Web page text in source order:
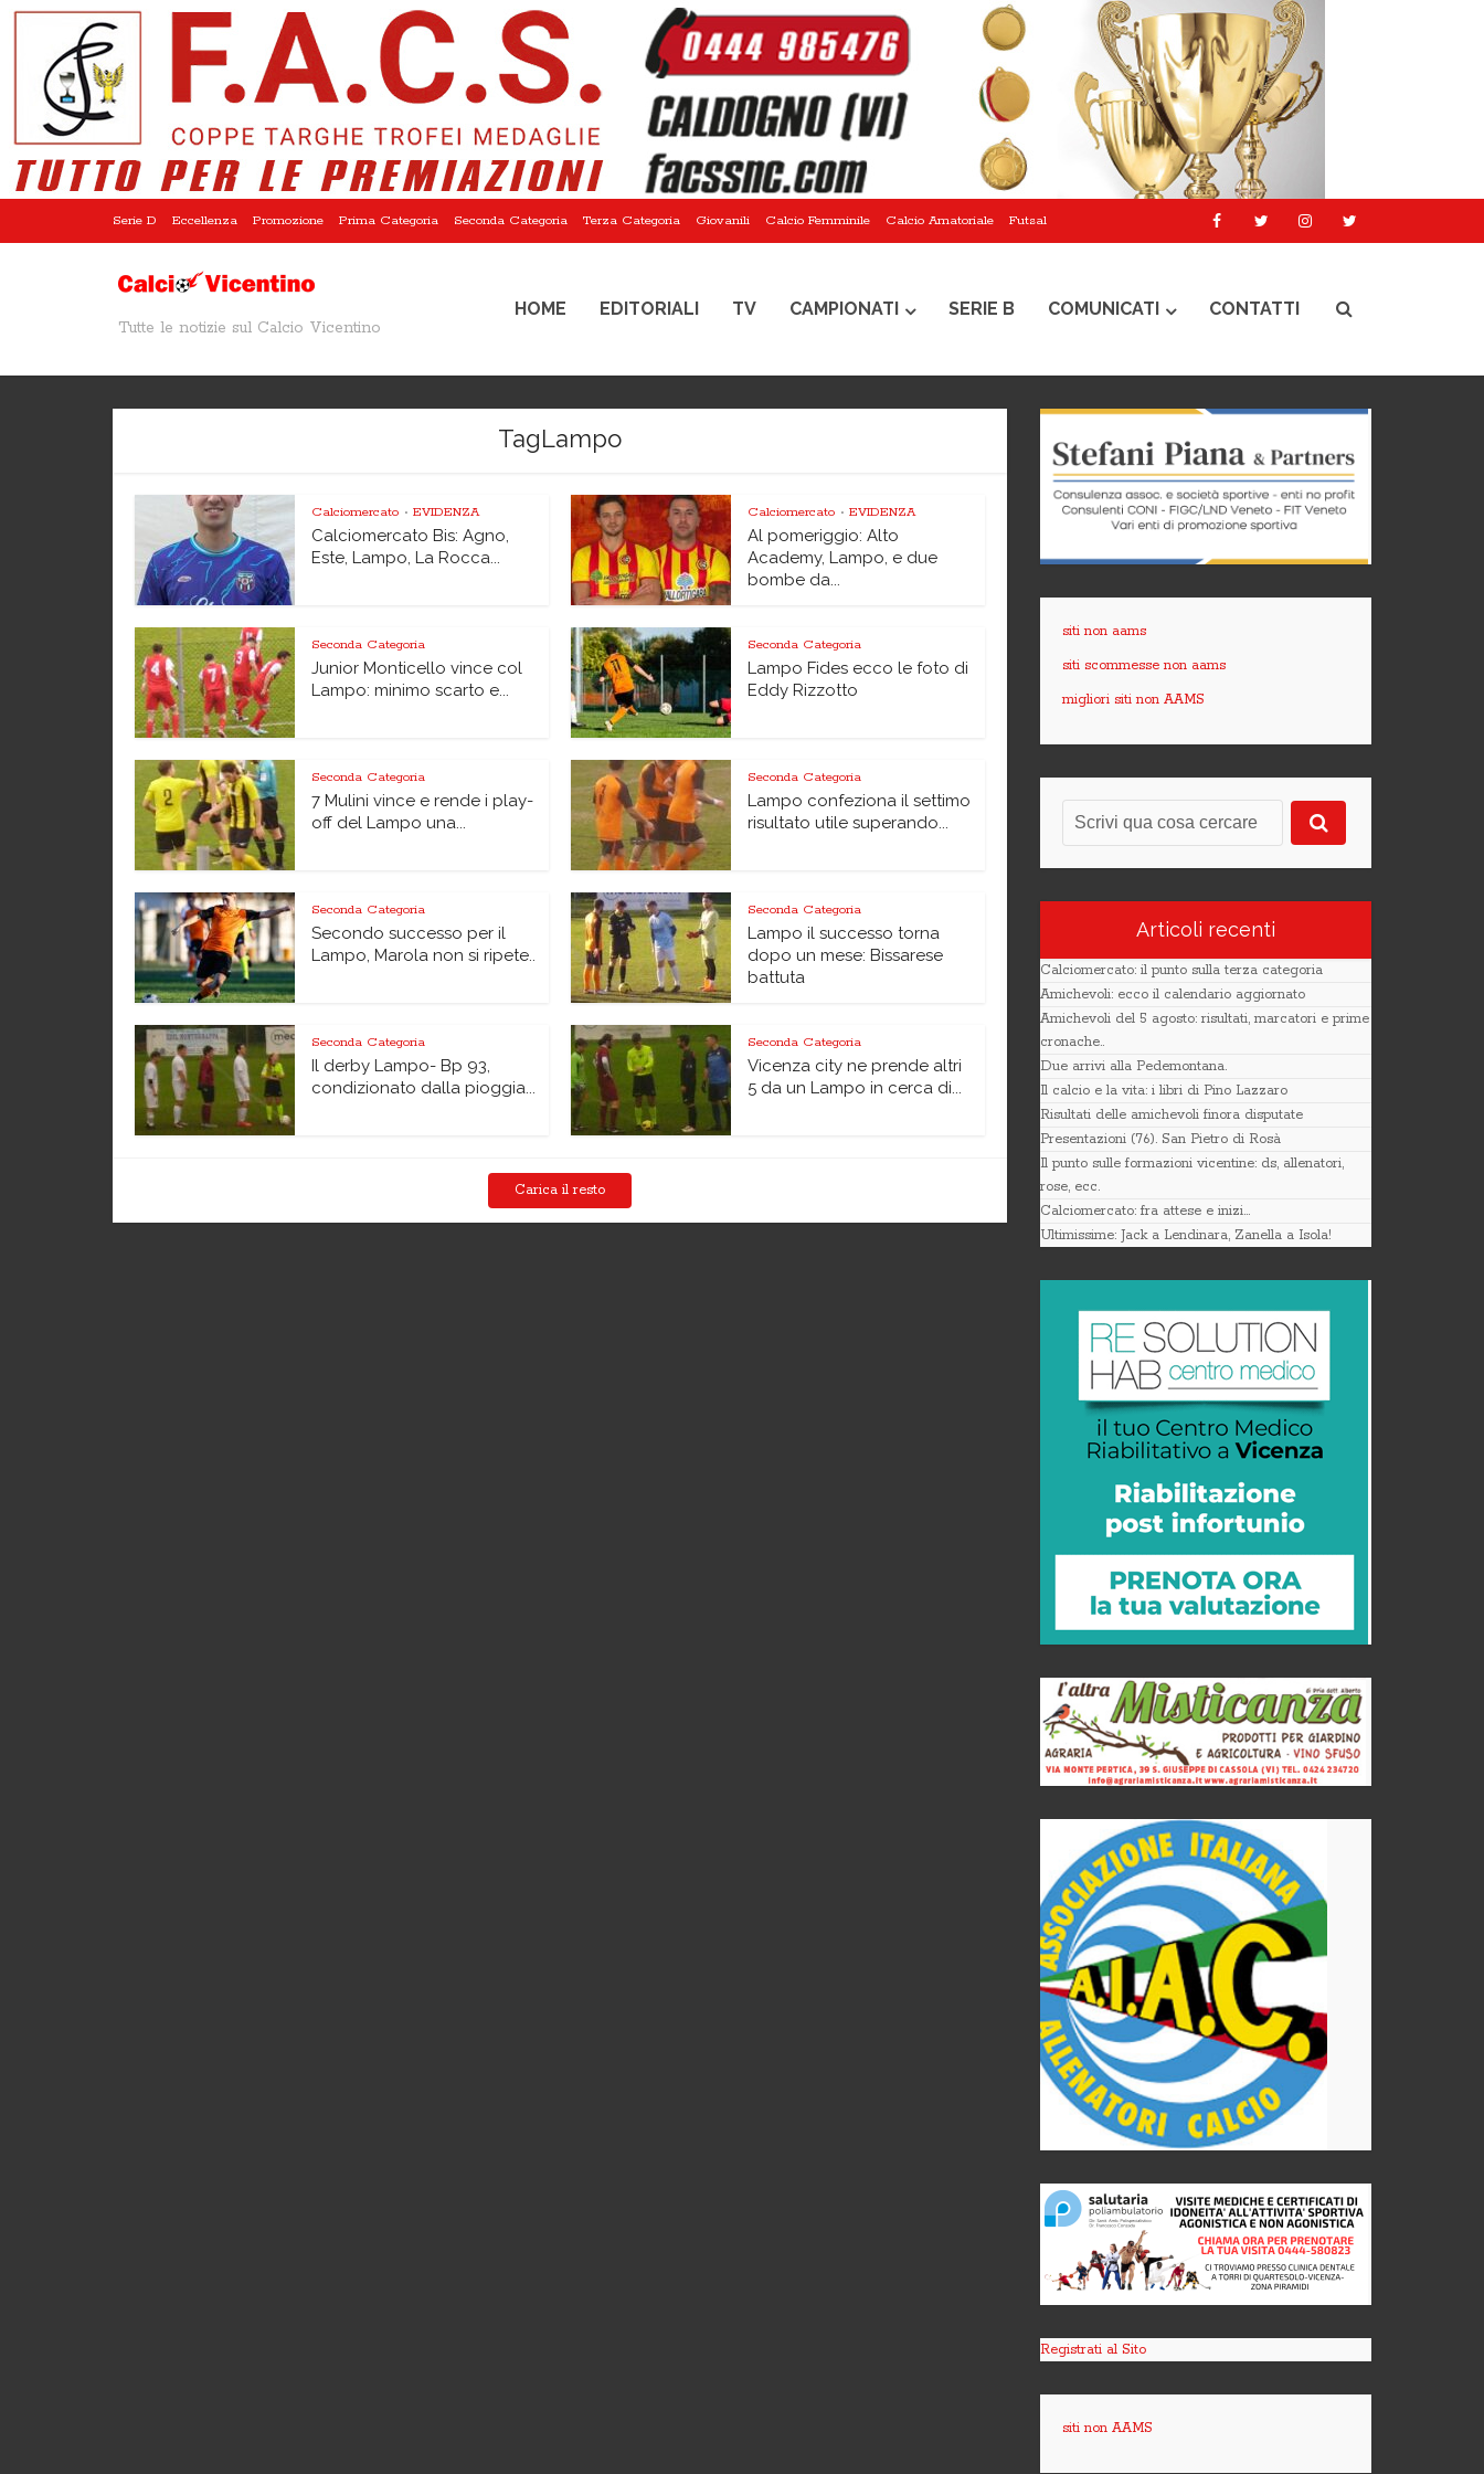
Serie D Eccellenza Promozione Prima Categoria Seconda Categoria Terza Categoria Giovanili Calcio Femminile Calcio Amatoriale Futsal
Tutte le notizie sul Calcio Vicentino
HOME EDITORIALI TV CAMPIONATI SERIE B COMUNICATI CONTATTI
TagLampo
Calciomercato • EVIDENZA
Calciomercato Bis: Agno,
Este, Lampo, La Rocca...
Calciomercato • EVIDENZA
Al pomeriggio: Alto
Academy, Lampo, e due
bombe da...
Seconda Categoria
Junior Monticello vince col
Lampo: minimo scarto e...
Seconda Categoria
Lampo Fides ecco le foto di
Eddy Rizzotto
Seconda Categoria
7 Mulini vince e rende i play-
off del Lampo una...
Seconda Categoria
Lampo confeziona il settimo
risultato utile superando...
Seconda Categoria
Secondo successo per il
Lampo, Marola non si ripete..
Seconda Categoria
Lampo il successo torna
dopo un mese: Bissarese
battuta
Seconda Categoria
Il derby Lampo- Bp 93,
condizionato dalla pioggia...
Seconda Categoria
Vicenza city ne prende altri
5 da un Lampo in cerca di...
Carica il resto
siti non aams
siti scommesse non aams
migliori siti non AAMS
Articoli recenti
Calciomercato: il punto sulla terza categoria
Amichevoli: ecco il calendario aggiornato
Amichevoli del 5 agosto: risultati, marcatori e prime
cronache..
Due arrivi alla Pedemontana.
Il calcio e la vita: i libri di Pino Lazzaro
Risultati delle amichevoli finora disputate
Presentazioni (76). San Pietro di Rosà
Il punto sulle formazioni vicentine: ds, allenatori,
rose, ecc.
Calciomercato: fra attese e inizi…
Ultimissime: Jack a Lendinara, Zanella a Isola!
Registrati al Sito
siti non AAMS